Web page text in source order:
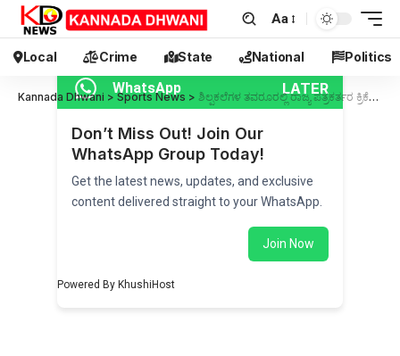
Aa
Local Crime State National Politics
Kannada Dhwani >Sports News > ಶಿಲ್ಪಕಲೆಗಳ ತವರೂರಲ್ಲಿ ರಾಜ್ಯ ಪತ್ರಕರ್ತರ ಕ್ರಿಕೆಟ್ ಕಲರವ
WhatsApp LATER
Don’t Miss Out! Join Our
WhatsApp Group Today!
Get the latest news, updates, and exclusive
content delivered straight to your WhatsApp.
Join Now
Powered By KhushiHost